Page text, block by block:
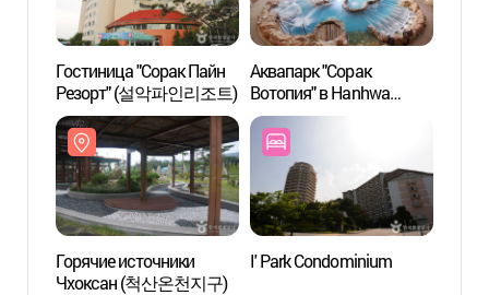
Гостиница "Сорак Пайн
Резорт" (설악파인리조트)
Аквапарк "Сорак
Вотопия" в Hanhwa
Resorts (한화리조트 설악
워터피아)
Горячие источники
Чхоксан (척산온천지구)
I' Park Condominium